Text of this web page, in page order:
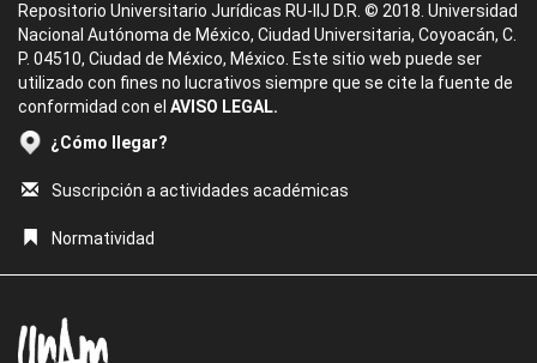
Repositorio Universitario Jurídicas RU-IIJ D.R. © 2018. Universidad
Nacional Autónoma de México, Ciudad Universitaria, Coyoacán, C.
P. 04510, Ciudad de México, México. Este sitio web puede ser
utilizado con fines no lucrativos siempre que se cite la fuente de
conformidad con el AVISO LEGAL.
¿Cómo llegar?
Suscripción a actividades académicas
Normatividad